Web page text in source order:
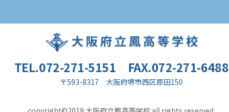
TEL.072-271-5151 FAX.072-271-6488
〒593-8317 大阪府堺市西区原田150